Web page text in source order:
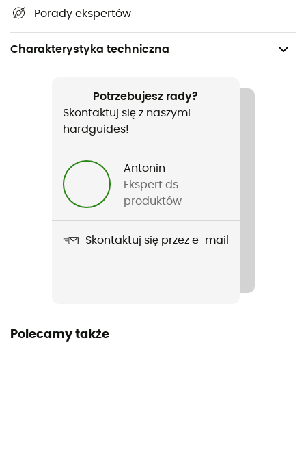
Porady ekspertów
Charakterystyka techniczna
Turystyka piesza / Narciarstwo zjazdowe / Skituring /
Rakiety śnieżne / Trekking / Alpinizm / Narty
Nazwa produktu
Potrzebujesz rady?
Skontaktuj się z naszymi
hardguides!
Antonin
Ekspert ds.
produktów
Skontaktuj się przez e-mail
Polecamy także